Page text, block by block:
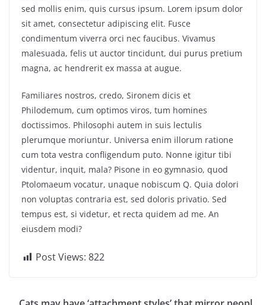
sed mollis enim, quis cursus ipsum. Lorem ipsum dolor
sit amet, consectetur adipiscing elit. Fusce
condimentum viverra orci nec faucibus. Vivamus
malesuada, felis ut auctor tincidunt, dui purus pretium
magna, ac hendrerit ex massa at augue.
Familiares nostros, credo, Sironem dicis et
Philodemum, cum optimos viros, tum homines
doctissimos. Philosophi autem in suis lectulis
plerumque moriuntur. Universa enim illorum ratione
cum tota vestra confligendum puto. Nonne igitur tibi
videntur, inquit, mala? Pisone in eo gymnasio, quod
Ptolomaeum vocatur, unaque nobiscum Q. Quia dolori
non voluptas contraria est, sed doloris privatio. Sed
tempus est, si videtur, et recta quidem ad me. An
eiusdem modi?
Post Views: 822